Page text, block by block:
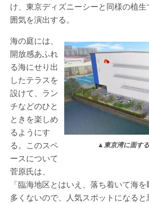
け、東京ディズニーシーと同様の植
囲気を演出する。
▲東京湾に面す
海の庭には、
開放感あふれ
る海にせり出
したテラスを
設けて、ラン
チなどのひと
ときを楽しめ
るようにす
る。このスペ
ースについて
菅原氏は、
「臨海地区とはいえ、落ち着いて海
多くないので、人気スポットになる